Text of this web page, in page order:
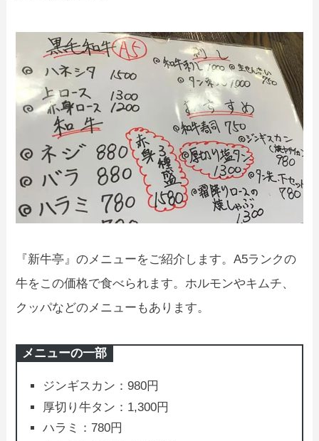
『新牛亭』のメニューをご紹介します。A5ランクの
牛をこの価格で食べられます。ホルモンやキムチ、
クッパなどのメニューもあります。
メニューの一部
ジンギスカン：980円
厚切り牛タン：1,300円
ハラミ：780円